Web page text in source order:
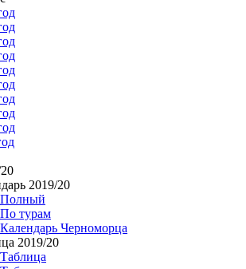
2019/20
Полный
По турам
Календарь Черноморца
2019/20
Таблица